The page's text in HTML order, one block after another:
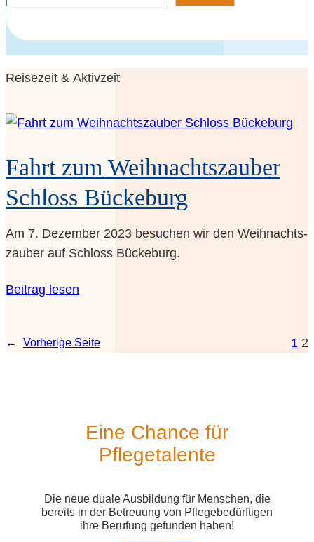
o
l
x
u
e
Rei­se­zeit & Aktivzeit
Fahrt zum Weih­nachts­zau­ber
Schloss Bückeburg
Am 7. Dezem­ber 2023 besu­chen wir den Weih­nachts­
zau­ber auf Schloss Bückeburg.
Bei­trag lesen
← Vor­he­ri­ge Seite 1 2
Eine Chan­ce für
Pflegetalente
Die neue dua­le Aus­bil­dung für Men­schen, die
bereits in der Betreu­ung von Pfle­ge­be­dürf­ti­gen
ihre Beru­fung gefun­den haben!